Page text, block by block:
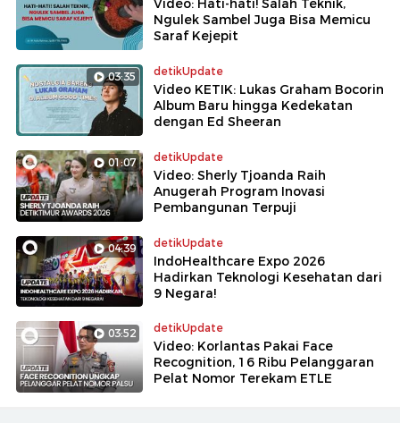
Video: Hati-hati! Salah Teknik,
Ngulek Sambel Juga Bisa Memicu
Saraf Kejepit
03:35 detikUpdate
Video KETIK: Lukas Graham Bocorin
Album Baru hingga Kedekatan
dengan Ed Sheeran
01:07 detikUpdate
Video: Sherly Tjoanda Raih
Anugerah Program Inovasi
Pembangunan Terpuji
04:39 detikUpdate
IndoHealthcare Expo 2026
Hadirkan Teknologi Kesehatan dari
9 Negara!
03:52 detikUpdate
Video: Korlantas Pakai Face
Recognition, 16 Ribu Pelanggaran
Pelat Nomor Terekam ETLE